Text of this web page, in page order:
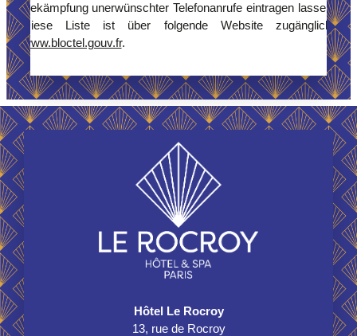
Bekämpfung unerwünschter Telefonanrufe eintragen lassen.
Diese Liste ist über folgende Website zugänglich:
www.bloctel.gouv.fr.
Hôtel Le Rocroy
13, rue de Rocroy